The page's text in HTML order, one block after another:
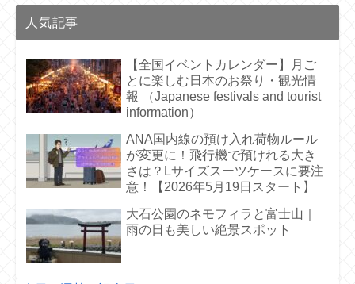
人気記事
【全国イベントカレンダー】月ご
とに楽しむ日本のお祭り・観光情
報 （Japanese festivals and tourist
information）
ANA国内線の預け入れ荷物ルール
が変更に！飛行機で預けれる大き
さは？Lサイズスーツケースに要注
意！【2026年5月19日スタート】
大石公園のネモフィラと富士山｜
雨の日も美しい絶景スポット